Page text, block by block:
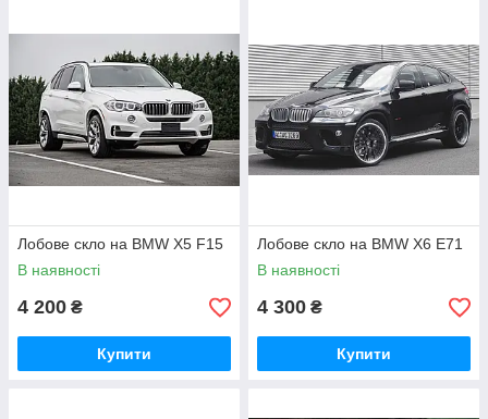
Лобове скло на BMW X5 F15
В наявності
4 200 ₴
Купити
Лобове скло на BMW X6 E71
В наявності
4 300 ₴
Купити